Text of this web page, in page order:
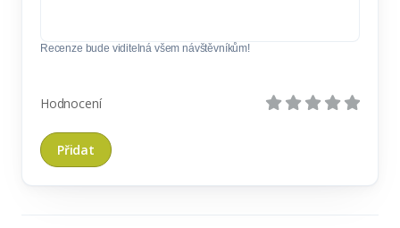
Recenze bude viditelná všem návštěvníkům!
Hodnocení